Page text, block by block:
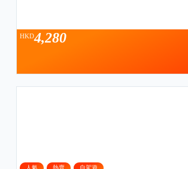
HKD4,280
人氣 熱賣 自駕遊